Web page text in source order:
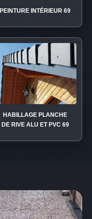
PEINTURE INTÉRIEUR 69
HABILLAGE PLANCHE
DE RIVE ALU ET PVC 69